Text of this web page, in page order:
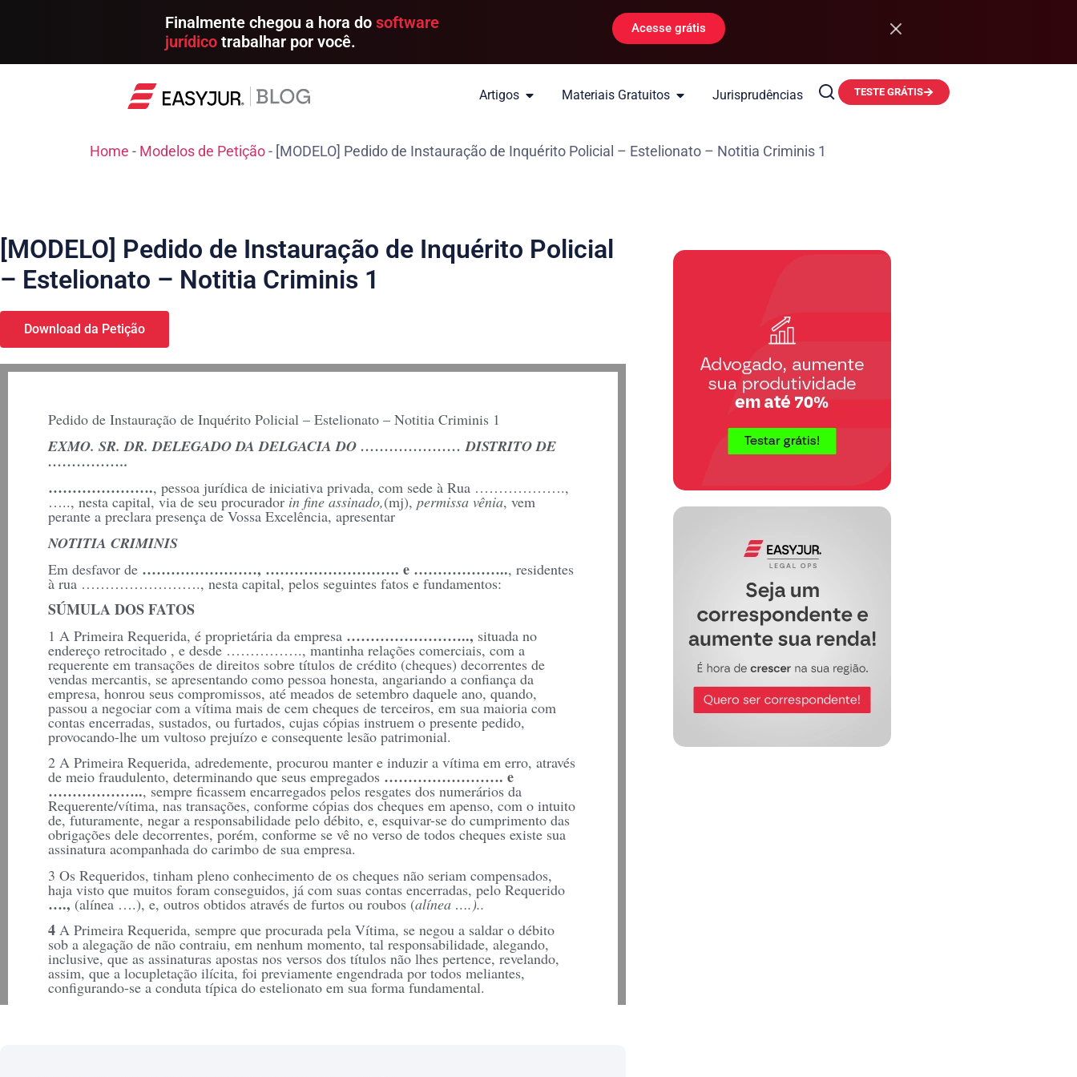
Finalmente chegou a hora dosoftware
jurídico trabalhar por você.
Acesse grátis
Artigos Materiais Gratuitos Jurisprudências TESTE GRÁTIS
Home - Modelos de Petição- [MODELO] Pedido de Instauração de Inquérito Policial – Estelionato – Notitia Criminis 1
[MODELO] Pedido de Instauração de Inquérito Policial
– Estelionato – Notitia Criminis 1
Download da Petição
Pedido de Instauração de Inquérito Policial – Estelionato – Notitia Criminis 1
EXMO. SR. DR. DELEGADO DA DELGACIA DO ………………… DISTRITO DE
……………..
…………………., pessoa jurídica de iniciativa privada, com sede à Rua ……………….,
….., nesta capital, via de seu procurador in fine assinado,(mj), permissa vênia, vem
perante a preclara presença de Vossa Excelência, apresentar
NOTITIA CRIMINIS
Em desfavor de ……………………, ………………………. e ……………….., residentes
à rua ……………………., nesta capital, pelos seguintes fatos e fundamentos:
SÚMULA DOS FATOS
1 A Primeira Requerida, é proprietária da empresa …………………….., situada no
endereço retrocitado , e desde ……………., mantinha relações comerciais, com a
requerente em transações de direitos sobre títulos de crédito (cheques) decorrentes de
vendas mercantis, se apresentando como pessoa honesta, angariando a confiança da
empresa, honrou seus compromissos, até meados de setembro daquele ano, quando,
passou a negociar com a vítima mais de cem cheques de terceiros, em sua maioria com
contas encerradas, sustados, ou furtados, cujas cópias instruem o presente pedido,
provocando-lhe um vultoso prejuízo e consequente lesão patrimonial.
2 A Primeira Requerida, adredemente, procurou manter e induzir a vítima em erro, através
de meio fraudulento, determinando que seus empregados ……………………. e
……………….., sempre ficassem encarregados pelos resgates dos numerários da
Requerente/vítima, nas transações, conforme cópias dos cheques em apenso, com o intuito
de, futuramente, negar a responsabilidade pelo débito, e, esquivar-se do cumprimento das
obrigações dele decorrentes, porém, conforme se vê no verso de todos cheques existe sua
assinatura acompanhada do carimbo de sua empresa.
3 Os Requeridos, tinham pleno conhecimento de os cheques não seriam compensados,
haja visto que muitos foram conseguidos, já com suas contas encerradas, pelo Requerido
…., (alínea ….), e, outros obtidos através de furtos ou roubos (alínea ….)..
4 A Primeira Requerida, sempre que procurada pela Vítima, se negou a saldar o débito
sob a alegação de não contraiu, em nenhum momento, tal responsabilidade, alegando,
inclusive, que as assinaturas apostas nos versos dos títulos não lhes pertence, revelando,
assim, que a locupletação ilícita, foi previamente engendrada por todos meliantes,
configurando-se a conduta típica do estelionato em sua forma fundamental.